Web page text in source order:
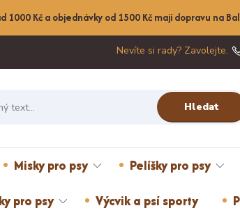
1000 Kč a objednávky od 1500 Kč mají dopravu na
Hledat
Nevíte si rady? Zavolejte.
Misky pro psy Pelíšky pro psy
pro psy Výcvik a psí sporty